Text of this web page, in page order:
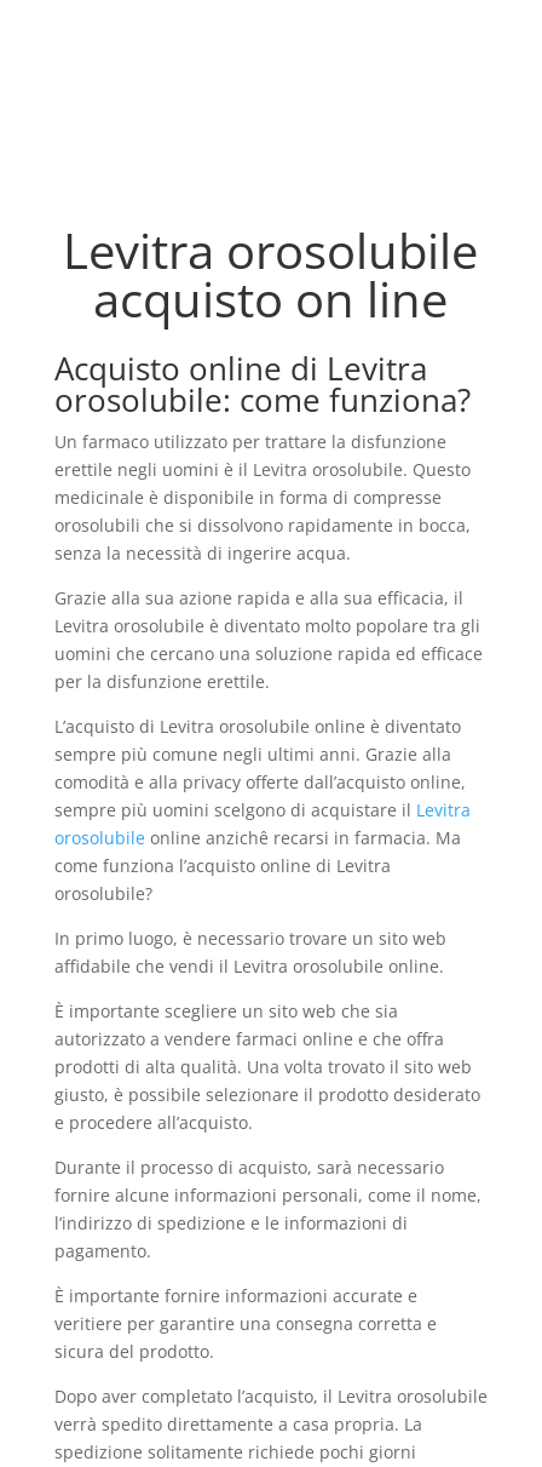
Levitra orosolubile
acquisto on line
Acquisto online di Levitra
orosolubile: come funziona?
Un farmaco utilizzato per trattare la disfunzione
erettile negli uomini è il Levitra orosolubile. Questo
medicinale è disponibile in forma di compresse
orosolubili che si dissolvono rapidamente in bocca,
senza la necessità di ingerire acqua.
Grazie alla sua azione rapida e alla sua efficacia, il
Levitra orosolubile è diventato molto popolare tra gli
uomini che cercano una soluzione rapida ed efficace
per la disfunzione erettile.
L’acquisto di Levitra orosolubile online è diventato
sempre più comune negli ultimi anni. Grazie alla
comodità e alla privacy offerte dall’acquisto online,
sempre più uomini scelgono di acquistare il Levitra
orosolubileonline anzichê recarsi in farmacia. Ma
come funziona l’acquisto online di Levitra
orosolubile?
In primo luogo, è necessario trovare un sito web
affidabile che vendi il Levitra orosolubile online.
È importante scegliere un sito web che sia
autorizzato a vendere farmaci online e che offra
prodotti di alta qualità. Una volta trovato il sito web
giusto, è possibile selezionare il prodotto desiderato
e procedere all’acquisto.
Durante il processo di acquisto, sarà necessario
fornire alcune informazioni personali, come il nome,
l’indirizzo di spedizione e le informazioni di
pagamento.
È importante fornire informazioni accurate e
veritiere per garantire una consegna corretta e
sicura del prodotto.
Dopo aver completato l’acquisto, il Levitra orosolubile
verrà spedito direttamente a casa propria. La
spedizione solitamente richiede pochi giorni